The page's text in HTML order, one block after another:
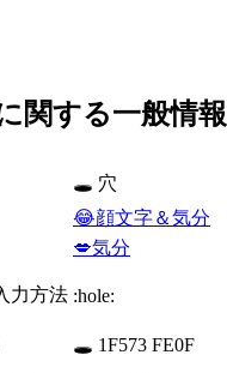
関する一般情報
🕳️ 穴
😂顔文字＆気分
💋気分
力方法 :hole:
🕳️ 1F573 FE0F